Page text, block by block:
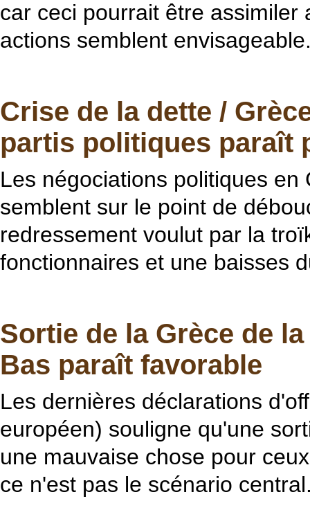
car ceci pourrait être
actions semblent
Crise de la dette /
partis politiques paraît
Les négociations politiques
semblent sur le point de
redressement voulut par la
fonctionnaires et une baisses
Sortie de la Grèce de
Bas paraît favorable
Les dernières déclarations
européen) souligne qu'une
une mauvaise chose pour
ce n'est pas le scénario